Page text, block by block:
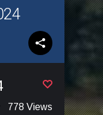
778 Views